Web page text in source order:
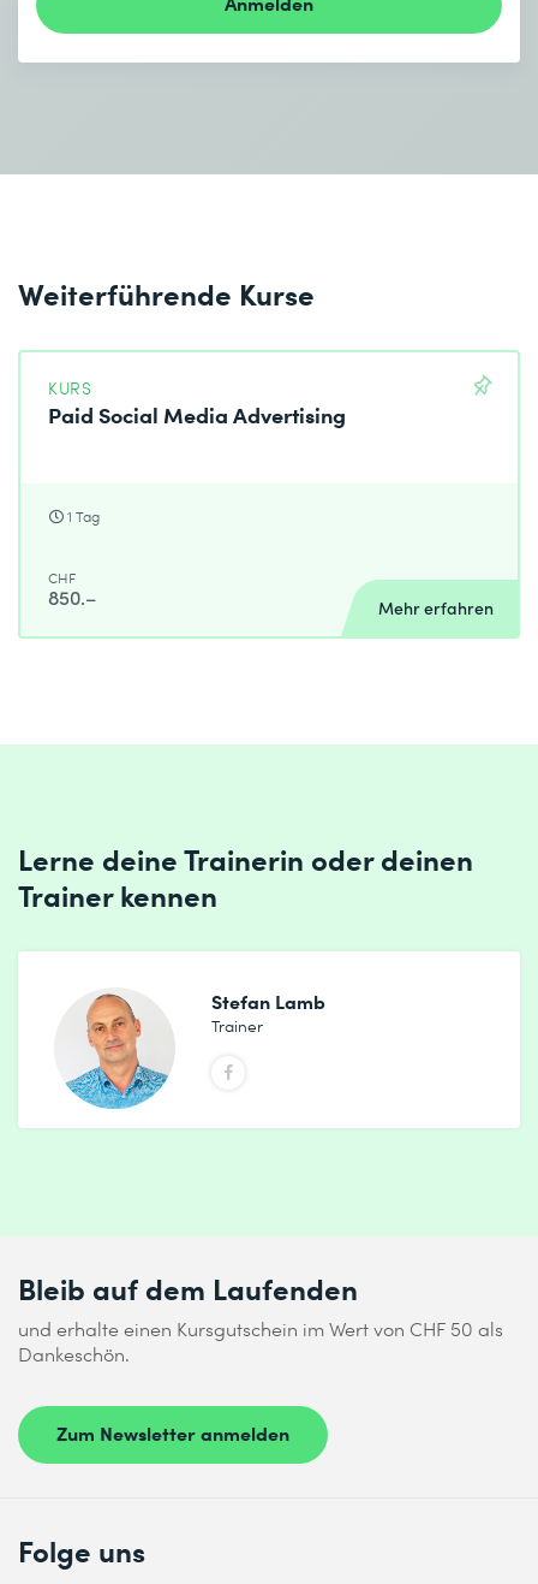
Weiterführende Kurse
KURS
Paid Social Media Advertising
1 Tag
CHF
850.– Mehr erfahren
Lerne deine Trainerin oder deinen
Trainer kennen
Stefan Lamb
Trainer
Bleib auf dem Laufenden
und erhalte einen Kursgutschein im Wert von CHF 50 als
Dankeschön.
Zum Newsletter anmelden
Folge uns